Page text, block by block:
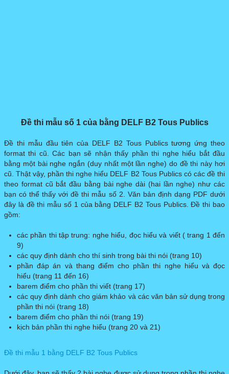
Đề thi mẫu số 1 của bằng DELF B2 Tous Publics
Đề thi mẫu đầu tiên của DELF B2 Tous Publics tương ứng theo
format thi cũ. Các bạn sẽ nhận thấy phần thi nghe hiểu bắt đầu
bằng một bài nghe ngắn (duy nhất một lần nghe) do đề thi này hơi
cũ. Thật vậy, phần thi nghe hiểu DELF B2 Tous Publics có các đề thi
theo format cũ bắt đầu bằng bài nghe dài (hai lần nghe) như các
bạn có thể thấy với đề thi mẫu số 2. Văn bản định dạng PDF dưới
đây là đề thi mẫu số 1 của bằng DELF B2 Tous Publics. Đề thi bao
gồm:
các phần thi tập trung: nghe hiểu, đọc hiểu và viết ( trang 1 đến
9)
các quy định dành cho thí sinh trong bài thi nói (trang 10)
phần đáp án và thang điểm cho phần thi nghe hiểu và đọc
hiểu (trang 11 đến 16)
barem điểm cho phần thi viết (trang 17)
các quy định dành cho giám khảo và các văn bản sử dụng trong
phần thi nói (trang 18)
barem điểm cho phần thi nói (trang 19)
kịch bản phần thi nghe hiểu (trang 20 và 21)
Đề thi mẫu 1 bằng DELF B2 Tous Publics